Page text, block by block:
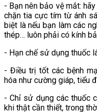
- Bạn nên bảo vệ mắt:
chặn tia cực tím từ ánh
biệt là nếu bạn làm các
thép… luôn phải có kính
- Hạn chế sử dụng thuốc
- Điều trị tốt các bệnh
hóa như cường giáp, tiểu
- Chỉ sử dụng các thuốc
khi thật cần thiết, trong